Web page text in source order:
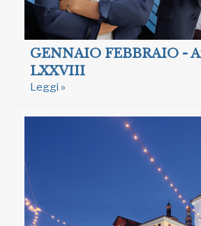
GENNAIO FEBBRAIO -
LXXVIII
Leggi »